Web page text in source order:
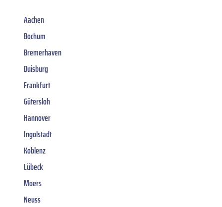
Aachen
Bochum
Bremerhaven
Duisburg
Frankfurt
Gütersloh
Hannover
Ingolstadt
Koblenz
Lübeck
Moers
Neuss